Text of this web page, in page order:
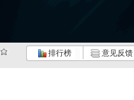
排行榜 意见反馈